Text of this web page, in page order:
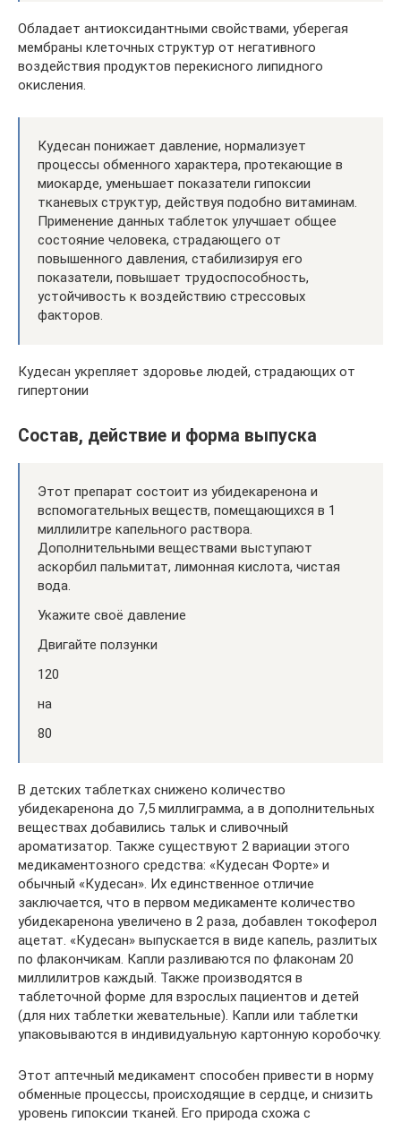
Обладает антиоксидантными свойствами, уберегая
мембраны клеточных структур от негативного
воздействия продуктов перекисного липидного
окисления.
Кудесан понижает давление, нормализует
процессы обменного характера, протекающие в
миокарде, уменьшает показатели гипоксии
тканевых структур, действуя подобно витаминам.
Применение данных таблеток улучшает общее
состояние человека, страдающего от
повышенного давления, стабилизируя его
показатели, повышает трудоспособность,
устойчивость к воздействию стрессовых
факторов.
Кудесан укрепляет здоровье людей, страдающих от
гипертонии
Состав, действие и форма выпуска
Этот препарат состоит из убидекаренона и
вспомогательных веществ, помещающихся в 1
миллилитре капельного раствора.
Дополнительными веществами выступают
аскорбил пальмитат, лимонная кислота, чистая
вода.
Укажите своё давление
Двигайте ползунки
120
на
80
В детских таблетках снижено количество
убидекаренона до 7,5 миллиграмма, а в дополнительных
веществах добавились тальк и сливочный
ароматизатор. Также существуют 2 вариации этого
медикаментозного средства: «Кудесан Форте» и
обычный «Кудесан». Их единственное отличие
заключается, что в первом медикаменте количество
убидекаренона увеличено в 2 раза, добавлен токоферол
ацетат. «Кудесан» выпускается в виде капель, разлитых
по флакончикам. Капли разливаются по флаконам 20
миллилитров каждый. Также производятся в
таблеточной форме для взрослых пациентов и детей
(для них таблетки жевательные). Капли или таблетки
упаковываются в индивидуальную картонную коробочку.
Этот аптечный медикамент способен привести в норму
обменные процессы, происходящие в сердце, и снизить
уровень гипоксии тканей. Его природа схожа с